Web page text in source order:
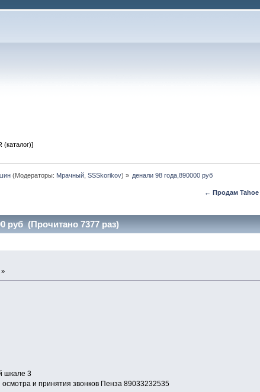
(каталог)]
(Модераторы: Мрачный, SSSkorikov) » денали 98 года,890000 руб
← Продам Tahoe
руб (Прочитано 7377 раз)
шкале 3
и принятия звонков Пенза 89033232535